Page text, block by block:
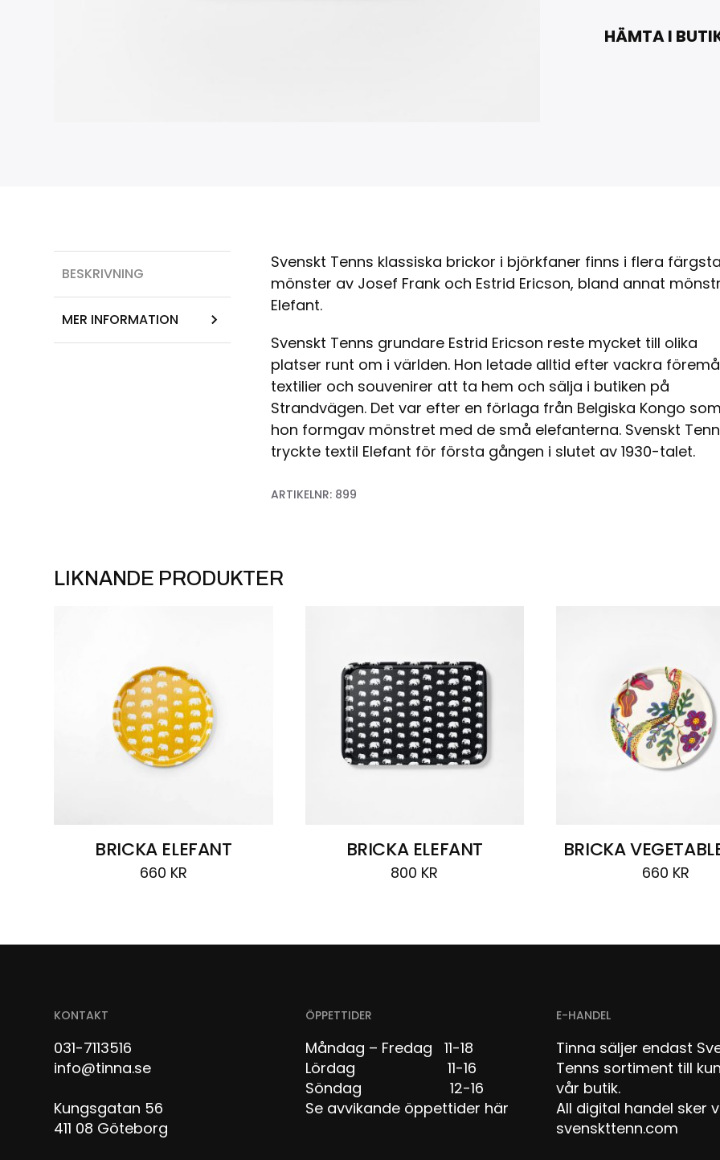
HÄMTA I
BESKRIVNING
MER INFORMATION
Svenskt Tenns klassiska brickor i björkfaner finns i flera
mönster av Josef Frank och Estrid Ericson, bland annat
Elefant.
Svenskt Tenns grundare Estrid Ericson reste mycket till olika
platser runt om i världen. Hon letade alltid efter vackra
textilier och souvenirer att ta hem och sälja i butiken på
Strandvägen. Det var efter en förlaga från Belgiska Kongo som
hon formgav mönstret med de små elefanterna. Svenskt Tenn
tryckte textil Elefant för första gången i slutet av 1930-talet.
ARTIKELNR: 899
LIKNANDE PRODUKTER
BRICKA ELEFANT
660 KR
BRICKA ELEFANT
800 KR
BRICKA
660 KR
KONTAKT
031-7113516
info@tinna.se
Kungsgatan 56
411 08 Göteborg
ÖPPETTIDER
Måndag – Fredag 11-18
Lördag 11-16
Söndag 12-16
Se avvikande öppettider här
E-HANDEL
Tinna säljer endast
Tenns sortiment till
vår butik.
All digital handel sker
svenskttenn.com